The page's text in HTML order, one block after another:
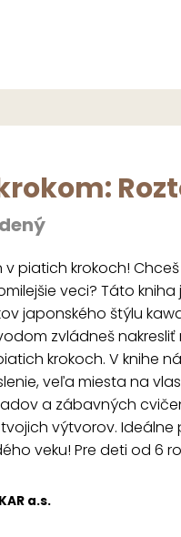
v piatich krokoch!
veci? Táto
japonského štýlu
zvládneš nakresliť
krokoch. V knihe
veľa miesta na
a zábavných
výtvorov.
veku! Pre deti od 6
a.s.